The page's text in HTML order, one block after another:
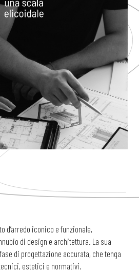
d’arredo iconico e funzionale,
di design e architettura. La sua
di progettazione accurata, che tenga
estetici e normativi.